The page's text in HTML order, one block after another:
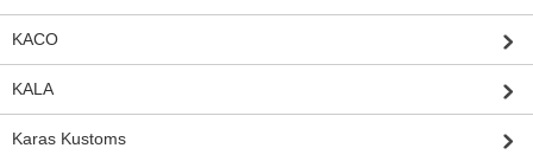
KACO
KALA
Karas Kustoms